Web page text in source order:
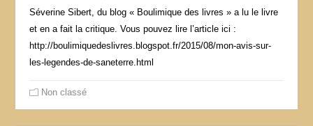
Séverine Sibert, du blog « Boulimique des livres » a lu le livre
et en a fait la critique. Vous pouvez lire l’article ici :
http://boulimiquedeslivres.blogspot.fr/2015/08/mon-avis-sur-
les-legendes-de-saneterre.html
Non classé